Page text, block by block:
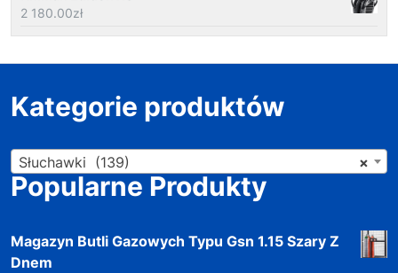
2 180.00zł
Kategorie produktów
×
Słuchawki (139)
Popularne Produkty
Magazyn Butli Gazowych Typu Gsn 1.15 Szary Z
Dnem